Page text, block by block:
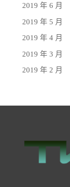
2019 年 6 月
2019 年 5 月
2019 年 4 月
2019 年 3 月
2019 年 2 月